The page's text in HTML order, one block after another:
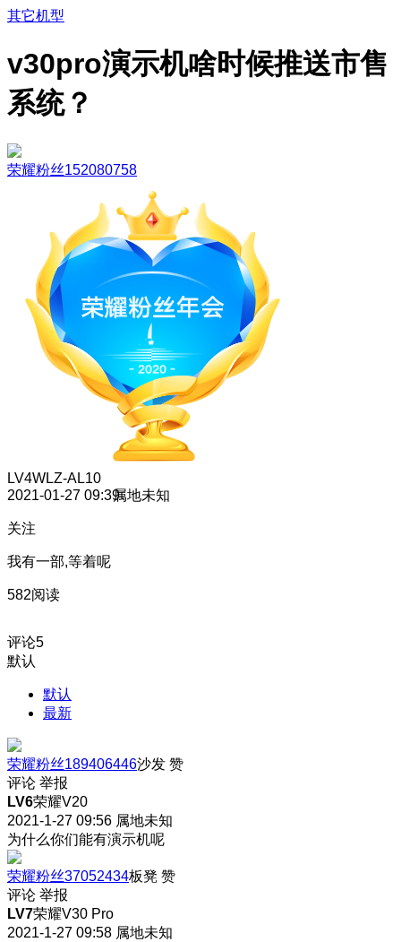
其它机型
v30pro演示机啥时候推送市售
系统？
荣耀粉丝152080758
LV4WLZ-AL10
2021-01-27 09:39属地未知
关注
我有一部,等着呢
582阅读
评论5
默认
默认
最新
荣耀粉丝189406446沙发 赞
评论 举报
LV6荣耀V20
2021-1-27 09:56 属地未知
为什么你们能有演示机呢
荣耀粉丝37052434板凳 赞
评论 举报
LV7荣耀V30 Pro
2021-1-27 09:58 属地未知